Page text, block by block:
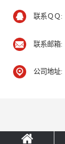
联系ＱＱ:
联系邮箱:
公司地址: